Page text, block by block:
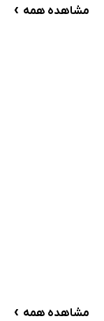
مشاهده همه ›
مشاهده همه ›